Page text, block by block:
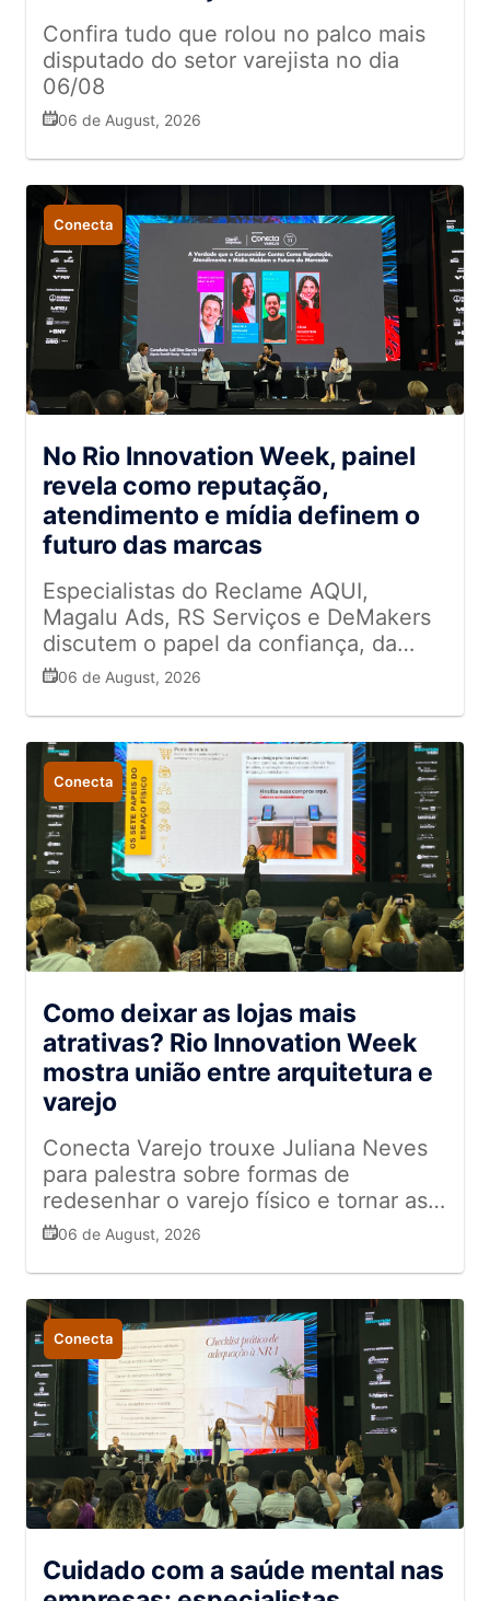
Confira tudo que rolou no palco mais
disputado do setor varejista no dia
06/08
06 de August, 2026
Conecta
No Rio Innovation Week, painel
revela como reputação,
atendimento e mídia definem o
futuro das marcas
Especialistas do Reclame AQUI,
Magalu Ads, RS Serviços e DeMakers
discutem o papel da confiança, da
experiência e da omnicanalidade na
06 de August, 2026
Conecta
Como deixar as lojas mais
atrativas? Rio Innovation Week
mostra união entre arquitetura e
varejo
Conecta Varejo trouxe Juliana Neves
para palestra sobre formas de
redesenhar o varejo físico e tornar as
experiências mais memoráveis
06 de August, 2026
Conecta
Cuidado com a saúde mental nas